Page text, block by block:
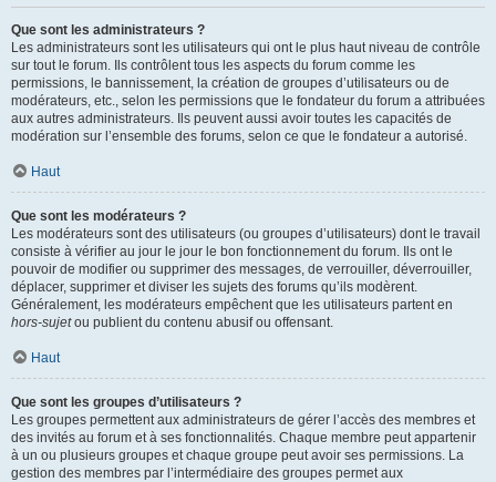
Que sont les administrateurs ?
Les administrateurs sont les utilisateurs qui ont le plus haut niveau de contrôle
sur tout le forum. Ils contrôlent tous les aspects du forum comme les
permissions, le bannissement, la création de groupes d’utilisateurs ou de
modérateurs, etc., selon les permissions que le fondateur du forum a attribuées
aux autres administrateurs. Ils peuvent aussi avoir toutes les capacités de
modération sur l’ensemble des forums, selon ce que le fondateur a autorisé.
Haut
Que sont les modérateurs ?
Les modérateurs sont des utilisateurs (ou groupes d’utilisateurs) dont le travail
consiste à vérifier au jour le jour le bon fonctionnement du forum. Ils ont le
pouvoir de modifier ou supprimer des messages, de verrouiller, déverrouiller,
déplacer, supprimer et diviser les sujets des forums qu’ils modèrent.
Généralement, les modérateurs empêchent que les utilisateurs partent en
hors-sujetou publient du contenu abusif ou offensant.
Haut
Que sont les groupes d’utilisateurs ?
Les groupes permettent aux administrateurs de gérer l’accès des membres et
des invités au forum et à ses fonctionnalités. Chaque membre peut appartenir
à un ou plusieurs groupes et chaque groupe peut avoir ses permissions. La
gestion des membres par l’intermédiaire des groupes permet aux